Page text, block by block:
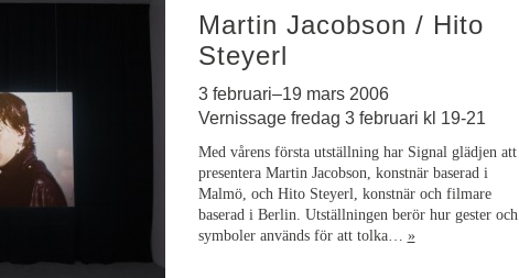
Martin Jacobson / Hito
Steyerl
3 februari–19 mars 2006
Vernissage fredag 3 februari kl 19-21
Med vårens första utställning har Signal glädjen att
presentera Martin Jacobson, konstnär baserad i
Malmö, och Hito Steyerl, konstnär och filmare
baserad i Berlin. Utställningen berör hur gester och
symboler används för att tolka… »